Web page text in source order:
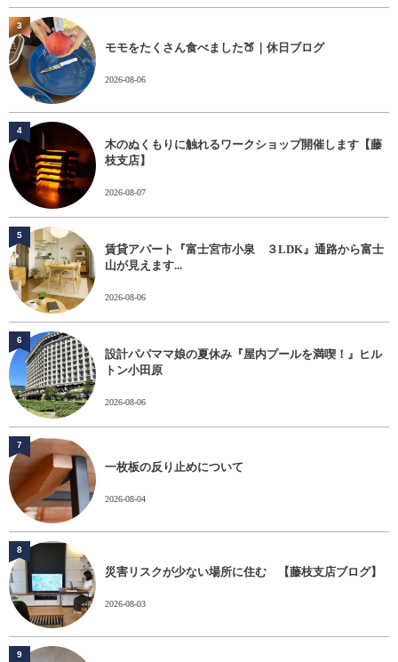
モモをたくさん食べました🍑｜休日ブログ
2026-08-06
3
木のぬくもりに触れるワークショップ開催します【藤
枝支店】
2026-08-07
4
賃貸アパート『富士宮市小泉 ３LDK』通路から富士
山が見えます...
2026-08-06
5
設計パパママ娘の夏休み『屋内プールを満喫！』ヒル
トン小田原
2026-08-06
6
一枚板の反り止めについて
2026-08-04
7
災害リスクが少ない場所に住む 【藤枝支店ブログ】
2026-08-03
8
9